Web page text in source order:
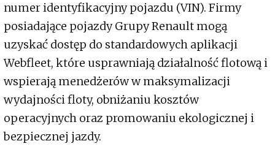
numer identyfikacyjny pojazdu (VIN). Firmy
posiadające pojazdy Grupy Renault mogą
uzyskać dostęp do standardowych aplikacji
Webfleet, które usprawniają działalność flotową i
wspierają menedżerów w maksymalizacji
wydajności floty, obniżaniu kosztów
operacyjnych oraz promowaniu ekologicznej i
bezpiecznej jazdy.